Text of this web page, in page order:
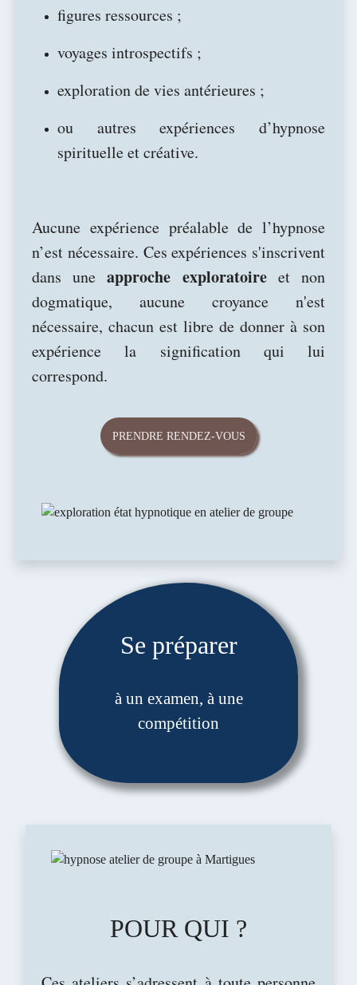
figures ressources ;
voyages introspectifs ;
exploration de vies antérieures ;
ou autres expériences d’hypnose
spirituelle et créative.
Aucune expérience préalable de l’hypnose
n’est nécessaire. Ces expériences s'inscrivent
dans uneapproche exploratoireet non
dogmatique, aucune croyance n'est
nécessaire, chacun est libre de donner à son
expérience la signification qui lui
correspond.
PRENDRE RENDEZ-VOUS
Se préparer
à un examen, à une
compétition
POUR QUI ?